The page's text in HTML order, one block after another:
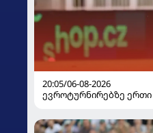
20:05/06-08-2026
ევროტურნირებზე